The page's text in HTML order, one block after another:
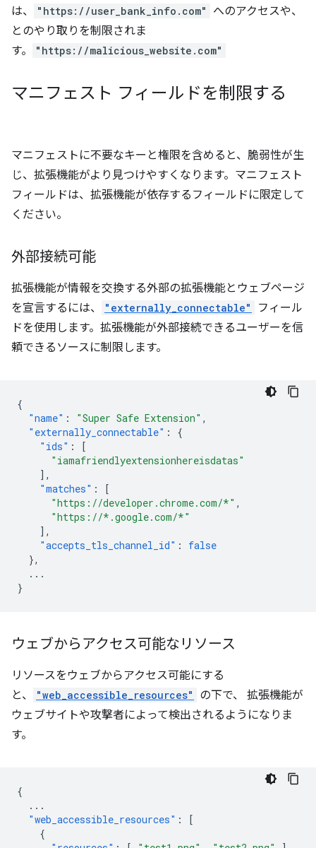
は、 "https://user_bank_info.com"
へのアクセスや、
とのやり取りを制限されま
す。
"https://malicious_website.com"
マニフェスト フィールドを制限する
マニフェストに不要なキーと権限を含めると、脆弱性が生
じ、拡張機能がより見つけやすくなります。マニフェスト
フィールドは、拡張機能が依存するフィールドに限定して
ください。
外部接続可能
拡張機能が情報を交換する外部の拡張機能とウェブページ
を宣言するには、
"externally_connectable"
フィール
ドを使用します。拡張機能が外部接続できるユーザーを信
頼できるソースに制限します。
{
"name" : "Super Safe Extension" ,
"externally_connectable" :
{
"ids" :
[
"iamafriendlyextensionhereisdatas"
],
"matches" :
[
"https://developer.chrome.com/*" ,
"https://*.google.com/*"
],
"accepts_tls_channel_id" :
false
},
...
}
ウェブからアクセス可能なリソース
リソースをウェブからアクセス可能にする
と、
"web_accessible_resources"
の下で、 拡張機能が
ウェブサイトや攻撃者によって検出されるようになりま
す。
{
...
"web_accessible_resources" :
[
{